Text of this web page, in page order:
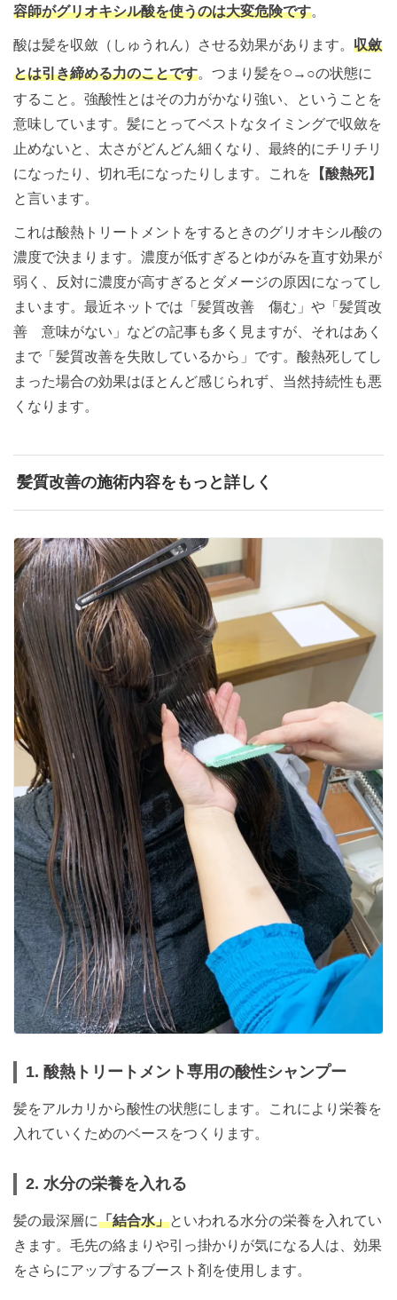
容師がグリオキシル酸を使うのは大変危険です。
酸は髪を収斂（しゅうれん）させる効果があります。 収斂
とは引き締める力のことです。つまり髪を○ →○の状態に
すること。強酸性とはその力がかなり強い、ということを
意味しています。髪にとってベストなタイミングで収斂を
止めないと、太さがどんどん細くなり、最終的にチリチリ
になったり、切れ毛になったりします。これを 【酸熱死】
と言います。
これは酸熱トリートメントをするときのグリオキシル酸の
濃度で決まります。濃度が低すぎるとゆがみを直す効果が
弱く、反対に濃度が高すぎるとダメージの原因になってし
まいます。最近ネットでは「髪質改善 傷む」や「髪質改
善 意味がない」などの記事も多く見ますが、それはあく
まで「髪質改善を失敗しているから」です。酸熱死してし
まった場合の効果はほとんど感じられず、当然持続性も悪
くなります。
髪質改善の施術内容をもっと詳しく
1. 酸熱トリートメント専用の酸性シャンプー
髪をアルカリから酸性の状態にします。これにより栄養を
入れていくためのベースをつくります。
2. 水分の栄養を入れる
髪の最深層に「結合水」といわれる水分の栄養を入れてい
きます。毛先の絡まりや引っ掛かりが気になる人は、効果
をさらにアップするブースト剤を使用します。